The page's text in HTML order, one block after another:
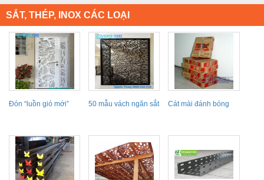
SẮT, THÉP, INOX CÁC LOẠI
Đón “luồn gió mới”
50 mẫu vách ngăn sắt
Cát mài đánh bóng